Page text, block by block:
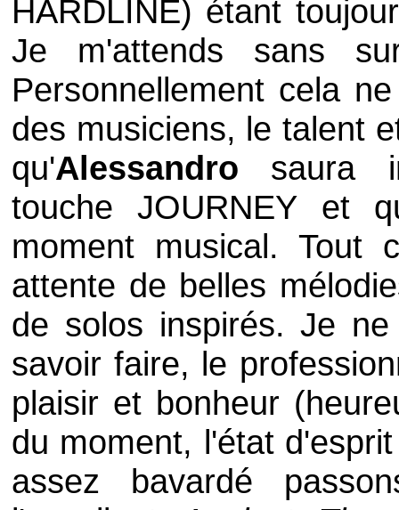
HARDLINE) étant
Je m'attends sans
Personnellement cela
des musiciens, le talent
qu'Alessandro saura
toucheJOURNEYet
moment musical. Tout
attente de belles
de solos inspirés. Je
savoir faire, le
plaisir et bonheur
du moment, l'état
assez bavardé